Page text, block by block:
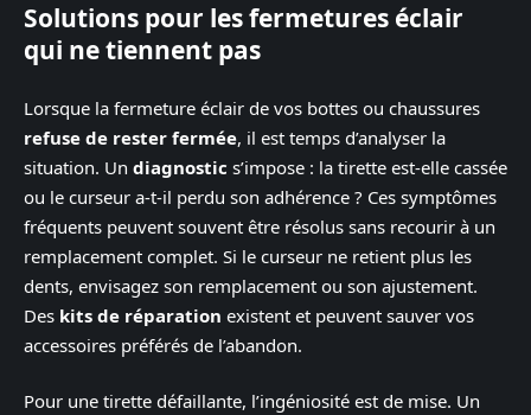
Solutions pour les fermetures éclair
qui ne tiennent pas
Lorsque la fermeture éclair de vos bottes ou chaussures
refuse de rester fermée, il est temps d’analyser la
situation. Un diagnostic s’impose : la tirette est-elle cassée
ou le curseur a-t-il perdu son adhérence ? Ces symptômes
fréquents peuvent souvent être résolus sans recourir à un
remplacement complet. Si le curseur ne retient plus les
dents, envisagez son remplacement ou son ajustement.
Des kits de réparation existent et peuvent sauver vos
accessoires préférés de l’abandon.
Pour une tirette défaillante, l’ingéniosité est de mise. Un